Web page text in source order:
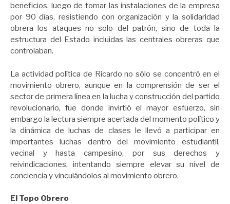
beneficios, luego de tomar las instalaciones de la empresa
por 90 días, resistiendo con organización y la solidaridad
obrera los ataques no solo del patrón, sino de toda la
estructura del Estado incluidas las centrales obreras que
controlaban.
La actividad política de Ricardo no sólo se concentró en el
movimiento obrero, aunque en la comprensión de ser el
sector de primera línea en la lucha y construcción del partido
revolucionario, fue donde invirtió el mayor esfuerzo, sin
embargo la lectura siempre acertada del momento político y
la dinámica de luchas de clases le llevó a participar en
importantes luchas dentro del movimiento estudiantil,
vecinal y hasta campesino, por sus derechos y
reivindicaciones, intentando siempre elevar su nivel de
conciencia y vinculándolos al movimiento obrero.
El Topo Obrero